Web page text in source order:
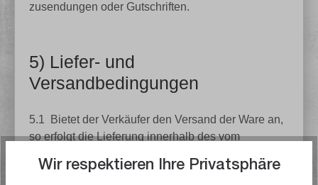
zusendungen oder Gutschriften.
5) Liefer- und
Versandbedingungen
5.1
Bietet der Verkäufer den Versand der Ware an,
so erfolgt die Lieferung innerhalb des vom
Kunden angegebene Lieferanschrift, sofern nichts
Wir respektieren Ihre Privatsphäre